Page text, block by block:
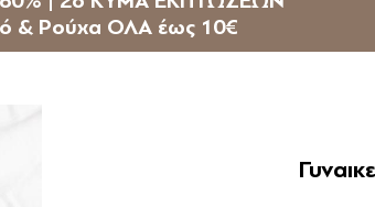
& Ρούχα ΟΛΑ έως 10€